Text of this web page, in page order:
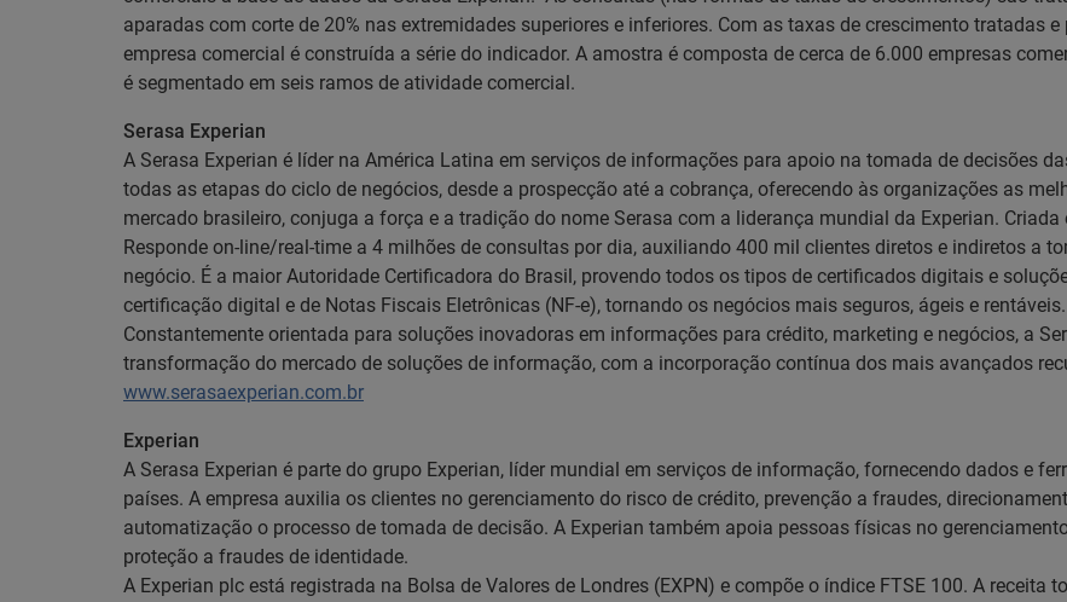
aparadas com corte de 20% nas extremidades superiores e inferiores. Com as taxas de crescimento tratadas
empresa comercial é construída a série do indicador. A amostra é composta de cerca de 6.000 empresas
é segmentado em seis ramos de atividade comercial.
Serasa Experian
A Serasa Experian é líder na América Latina em serviços de informações para apoio na tomada de decisões
todas as etapas do ciclo de negócios, desde a prospecção até a cobrança, oferecendo às organizações as
mercado brasileiro, conjuga a força e a tradição do nome Serasa com a liderança mundial da Experian.
Responde on-line/real-time a 4 milhões de consultas por dia, auxiliando 400 mil clientes diretos e indiretos a
negócio. É a maior Autoridade Certificadora do Brasil, provendo todos os tipos de certificados digitais e
certificação digital e de Notas Fiscais Eletrônicas (NF-e), tornando os negócios mais seguros, ágeis e rentáveis.
Constantemente orientada para soluções inovadoras em informações para crédito, marketing e negócios, a
transformação do mercado de soluções de informação, com a incorporação contínua dos mais avançados
www.serasaexperian.com.br
Experian
A Serasa Experian é parte do grupo Experian, líder mundial em serviços de informação, fornecendo dados e
países. A empresa auxilia os clientes no gerenciamento do risco de crédito, prevenção a fraudes,
automatização o processo de tomada de decisão. A Experian também apoia pessoas físicas no
proteção a fraudes de identidade.
A Experian plc está registrada na Bolsa de Valores de Londres (EXPN) e compõe o índice FTSE 100. A receita